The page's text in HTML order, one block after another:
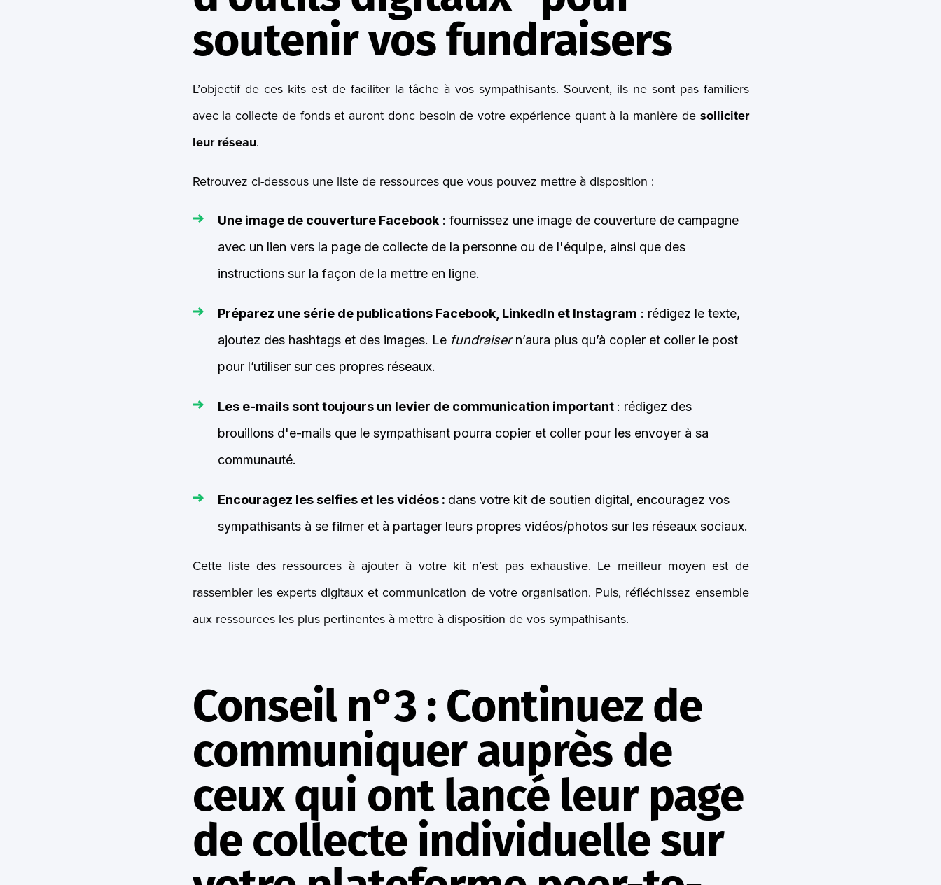
soutenir vos fundraisers
L’objectif de ces kits est de faciliter la tâche à vos sympathisants. Souvent, ils ne sont pas familiers
avec la collecte de fonds et auront donc besoin de votre expérience quant à la manière de solliciter
leur réseau.
Retrouvez ci-dessous une liste de ressources que vous pouvez mettre à disposition :
Une image de couverture Facebook: fournissez une image de couverture de campagne
avec un lien vers la page de collecte de la personne ou de l'équipe, ainsi que des
instructions sur la façon de la mettre en ligne.
Préparez une série de publications Facebook, LinkedIn et Instagram : rédigez le texte,
ajoutez des hashtags et des images. Le fundraisern’aura plus qu’à copier et coller le post
pour l’utiliser sur ces propres réseaux.
Les e-mails sont toujours un levier de communication important : rédigez des
brouillons d'e-mails que le sympathisant pourra copier et coller pour les envoyer à sa
communauté.
Encouragez les selfies et les vidéos : dans votre kit de soutien digital, encouragez vos
sympathisants à se filmer et à partager leurs propres vidéos/photos sur les réseaux sociaux.
Cette liste des ressources à ajouter à votre kit n’est pas exhaustive. Le meilleur moyen est de
rassembler les experts digitaux et communication de votre organisation. Puis, réfléchissez ensemble
aux ressources les plus pertinentes à mettre à disposition de vos sympathisants.
Conseil n°3 : Continuez de
communiquer auprès de
ceux qui ont lancé leur page
de collecte individuelle sur